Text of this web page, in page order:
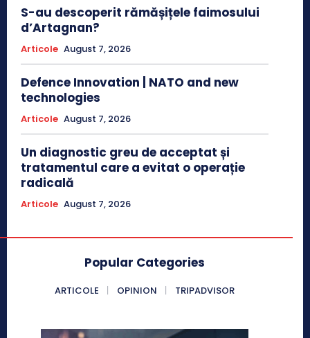
S-au descoperit rămășițele faimosului
d’Artagnan?
Articole August 7, 2026
Defence Innovation | NATO and new
technologies
Articole August 7, 2026
Un diagnostic greu de acceptat și
tratamentul care a evitat o operație
radicală
Articole August 7, 2026
Popular Categories
ARTICOLE OPINION TRIPADVISOR